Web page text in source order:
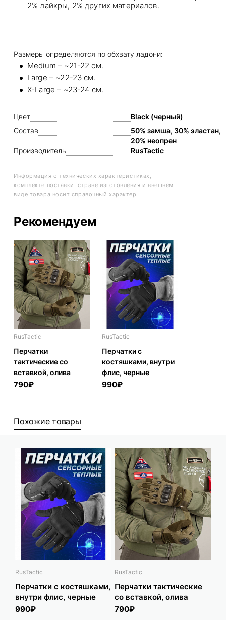
2% лайкры, 2% других материалов.
Размеры определяются по обхвату ладони:
Medium – ~21-22 см.
Large – ~22-23 см.
X-Large – ~23-24 см.
Цвет
Black (черный)
Состав
50% замша, 30% эластан,
20% неопрен
Производитель
RusTactic
Информация о технических характеристиках,
комплекте поставки, стране изготовления и внешнем
виде товара носит справочный характер
Рекомендуем
RusTactic
Перчатки
тактические со
вставкой, олива
790₽
RusTactic
Перчатки с
костяшками, внутри
флис, черные
990₽
Похожие товары
RusTactic
Перчатки с костяшками,
внутри флис, черные
990₽
RusTactic
Перчатки тактические
со вставкой, олива
790₽